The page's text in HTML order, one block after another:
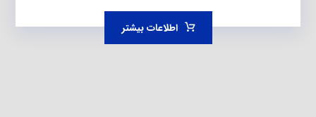
اطلاعات بیشتر